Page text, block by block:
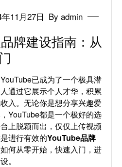
11月27日 By admin
牌建设指南：从
已成为了一个极具潜
通过它展示个人才华，积累
入。无论你是想分享兴趣爱
YouTube都是一个极好的选
上脱颖而出，仅仅上传视频
进行有效的YouTube品牌
何从零开始，快速入门，进
。